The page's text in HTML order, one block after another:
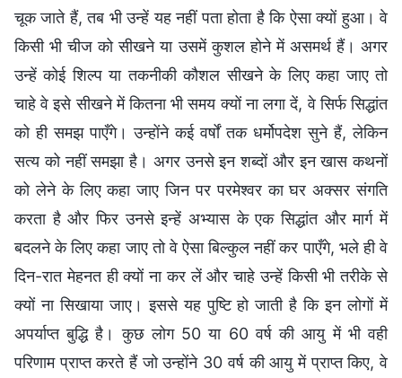
चूक जाते हैं, तब भी उन्हें यह नहीं पता होता है कि ऐसा क्यों हुआ। वे
किसी भी चीज को सीखने या उसमें कुशल होने में असमर्थ हैं। अगर
उन्हें कोई शिल्प या तकनीकी कौशल सीखने के लिए कहा जाए तो
चाहे वे इसे सीखने में कितना भी समय क्यों ना लगा दें, वे सिर्फ सिद्धांत
को ही समझ पाएँगे। उन्होंने कई वर्षों तक धर्मोपदेश सुने हैं, लेकिन
सत्य को नहीं समझा है। अगर उनसे इन शब्दों और इन खास कथनों
को लेने के लिए कहा जाए जिन पर परमेश्वर का घर अक्सर संगति
करता है और फिर उनसे इन्हें अभ्यास के एक सिद्धांत और मार्ग में
बदलने के लिए कहा जाए तो वे ऐसा बिल्कुल नहीं कर पाएँगे, भले ही वे
दिन-रात मेहनत ही क्यों ना कर लें और चाहे उन्हें किसी भी तरीके से
क्यों ना सिखाया जाए। इससे यह पुष्टि हो जाती है कि इन लोगों में
अपर्याप्त बुद्धि है। कुछ लोग 50 या 60 वर्ष की आयु में भी वही
परिणाम प्राप्त करते हैं जो उन्होंने 30 वर्ष की आयु में प्राप्त किए, वे